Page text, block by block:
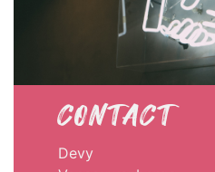
CONTACT
Devy